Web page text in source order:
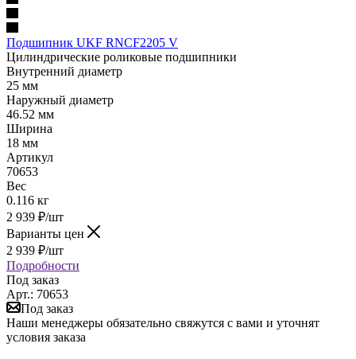
Подшипник UKF RNCF2205 V
Цилиндрические роликовые подшипники
Внутренний диаметр
25 мм
Наружный диаметр
46.52 мм
Ширина
18 мм
Артикул
70653
Вес
0.116 кг
2 939 ₽/шт
Варианты цен
2 939 ₽/шт
Подробности
Под заказ
Арт.: 70653
Под заказ
Наши менеджеры обязательно свяжутся с вами и уточнят
условия заказа